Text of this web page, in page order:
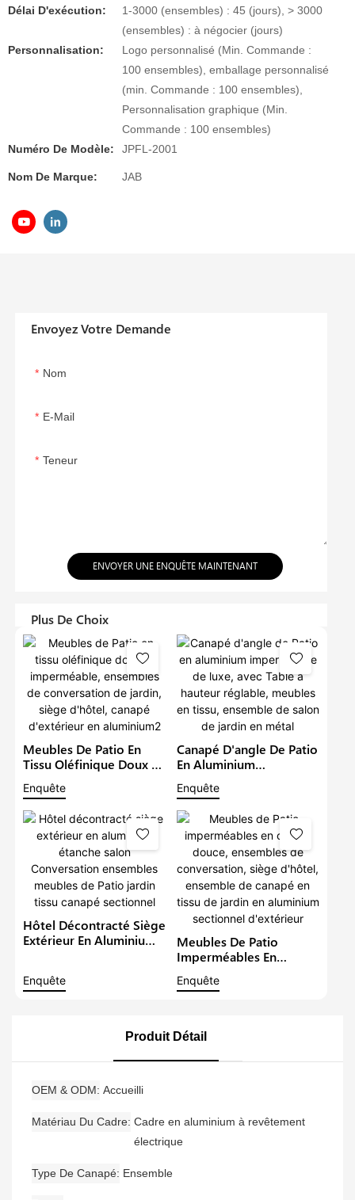
Délai D'exécution:
1-3000 (ensembles) : 45 (jours), > 3000
(ensembles) : à négocier (jours)
Personnalisation:
Logo personnalisé (Min. Commande :
100 ensembles), emballage personnalisé
(min. Commande : 100 ensembles),
Personnalisation graphique (Min.
Commande : 100 ensembles)
Numéro De Modèle:
JPFL-2001
Nom De Marque: JAB
Envoyez Votre Demande
Nom
E-Mail
Teneur
ENVOYER UNE ENQUÊTE MAINTENANT
Plus De Choix
Meubles De Patio En
Tissu Oléfinique Doux Et
Imperméable,
Ensembles De
Conversation De Jardin,
Siège D'hôtel, Canapé
D'extérieur En
Aluminium2
Enquête
Canapé D'angle De Patio
En Aluminium
Imperméable De Luxe,
Avec Table À Hauteur
Réglable, Meubles En
Tissu, Ensemble De
Salon De Jardin En Métal
Enquête
Hôtel Décontracté Siège
Extérieur En Aluminium
Meubles De Patio Jardin
Enquête
Meubles De Patio
Imperméables En
Ensembles De
Canapé En Tissu De
Jardin En Aluminium
Sectionnel D'extérieur
Enquête
Produit Détail
OEM & ODM Accueilli
Matériau Du Cadre Cadre en aluminium à revêtement
électrique
Type De Canapé Ensemble